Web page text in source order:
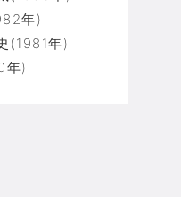
年)
(1981年)
年)